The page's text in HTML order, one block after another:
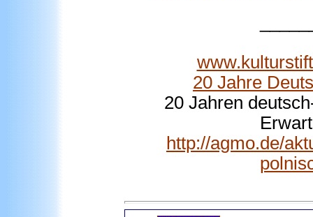
20 Jahre
20 Jahren
http://agmo.de/